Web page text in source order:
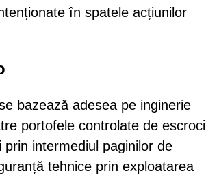
în spatele acțiunilor
bazează adesea pe inginerie
portofele controlate de escroci
intermediul paginilor de
tehnice prin exploatarea